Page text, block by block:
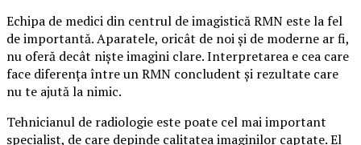
Echipa de medici din centrul de imagistică RMN este la fel
de importantă. Aparatele, oricât de noi și de moderne ar fi,
nu oferă decât niște imagini clare. Interpretarea e cea care
face diferența între un RMN concludent și rezultate care
nu te ajută la nimic.
Tehnicianul de radiologie este poate cel mai important
specialist, de care depinde calitatea imaginilor captate. El